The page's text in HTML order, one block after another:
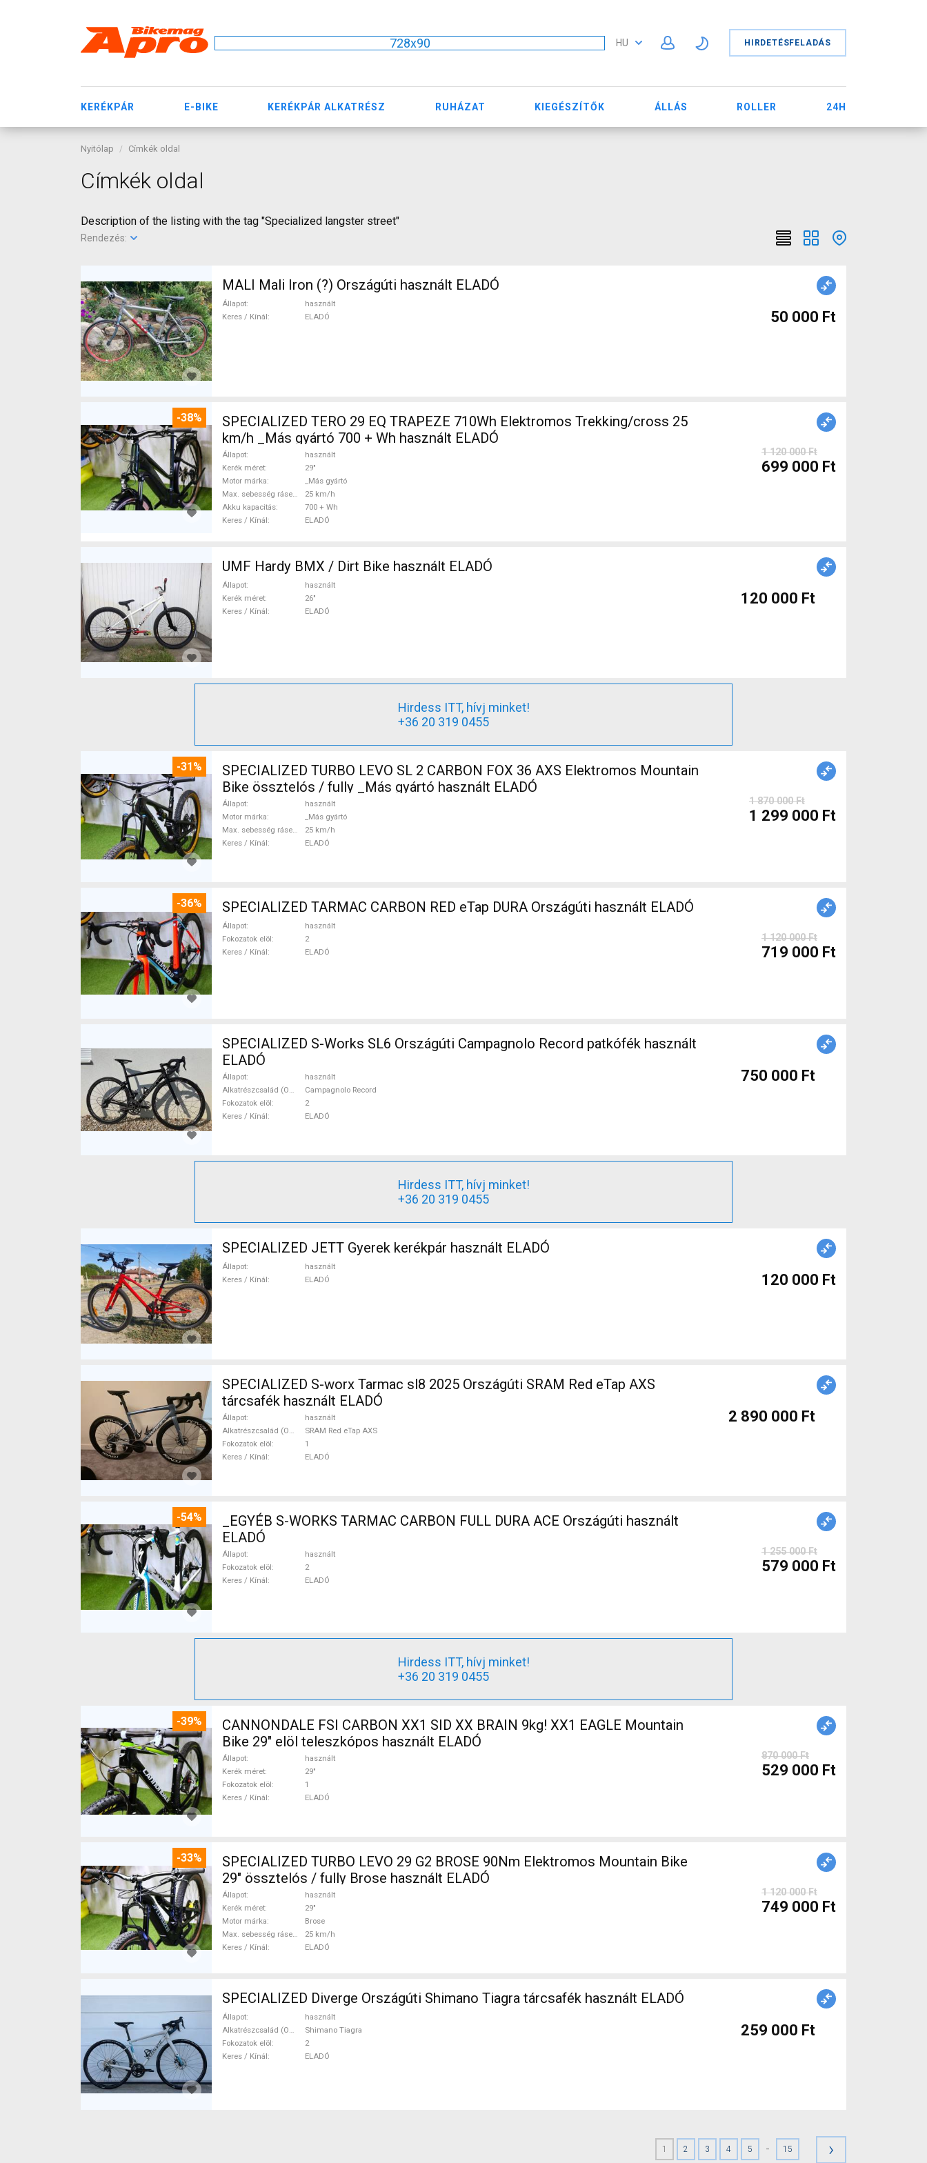
728x90 HU HIRDETÉSFELADÁS
KERÉKPÁR E-BIKE KERÉKPÁR ALKATRÉSZ RUHÁZAT KIEGÉSZÍTŐK ÁLLÁS ROLLER 24H
Nyitólap Címkék oldal
Címkék oldal
Description of the listing with the tag "Specialized langster street"
Rendezés:
MALI Mali Iron (?) Országúti használt ELADÓ
Állapot
használt
Keres / Kínál
ELADÓ 50 000 Ft
-38%
SPECIALIZED TERO 29 EQ TRAPEZE 710Wh Elektromos Trekking/cross 25
km/h _Más gyártó 700 + Wh használt ELADÓ
Állapot
használt
Kerék méret
29"
Motor márka
_Más gyártó
Max. sebesség rásegítéssel
25 km/h
Akku kapacitás
700 + Wh
Keres / Kínál
ELADÓ
1 120 000 Ft
699 000 Ft
UMF Hardy BMX / Dirt Bike használt ELADÓ
Állapot
használt
Kerék méret
26"
Keres / Kínál
ELADÓ
120 000 Ft
Hirdess ITT, hívj minket!
+36 20 319 0455
-31%
SPECIALIZED TURBO LEVO SL 2 CARBON FOX 36 AXS Elektromos Mountain
Bike össztelós / fully _Más gyártó használt ELADÓ
Állapot
használt
Motor márka
_Más gyártó
Max. sebesség rásegítéssel
25 km/h
Keres / Kínál
ELADÓ
1 870 000 Ft
1 299 000 Ft
-36% SPECIALIZED TARMAC CARBON RED eTap DURA Országúti használt ELADÓ
Állapot
használt
Fokozatok elöl
2
Keres / Kínál
ELADÓ
1 120 000 Ft
719 000 Ft
SPECIALIZED S-Works SL6 Országúti Campagnolo Record patkófék használt
ELADÓ
Állapot
használt
Alkatrészcsalád (Outi)
Campagnolo Record
Fokozatok elöl
2
Keres / Kínál
ELADÓ
750 000 Ft
Hirdess ITT, hívj minket!
+36 20 319 0455
SPECIALIZED JETT Gyerek kerékpár használt ELADÓ
Állapot
használt
Keres / Kínál
ELADÓ 120 000 Ft
SPECIALIZED S-worx Tarmac sl8 2025 Országúti SRAM Red eTap AXS
tárcsafék használt ELADÓ
Állapot
használt
Alkatrészcsalád (Outi)
SRAM Red eTap AXS
Fokozatok elöl
1
Keres / Kínál
ELADÓ
2 890 000 Ft
-54%
_EGYÉB S-WORKS TARMAC CARBON FULL DURA ACE Országúti használt
ELADÓ
Állapot
használt
Fokozatok elöl
2
Keres / Kínál
ELADÓ
1 255 000 Ft
579 000 Ft
Hirdess ITT, hívj minket!
+36 20 319 0455
-39%
CANNONDALE FSI CARBON XX1 SID XX BRAIN 9kg! XX1 EAGLE Mountain
Bike 29" elöl teleszkópos használt ELADÓ
Állapot
használt
Kerék méret
29"
Fokozatok elöl
1
Keres / Kínál
ELADÓ
870 000 Ft
529 000 Ft
-33%
SPECIALIZED TURBO LEVO 29 G2 BROSE 90Nm Elektromos Mountain Bike
29" össztelós / fully Brose használt ELADÓ
Állapot
használt
Kerék méret
29"
Motor márka
Brose
Max. sebesség rásegítéssel
25 km/h
Keres / Kínál
ELADÓ
1 120 000 Ft
749 000 Ft
SPECIALIZED Diverge Országúti Shimano Tiagra tárcsafék használt ELADÓ
Állapot
használt
Alkatrészcsalád (Outi)
Shimano Tiagra
Fokozatok elöl
2
Keres / Kínál
ELADÓ
259 000 Ft
1 2 3 4 5 - 15 ›